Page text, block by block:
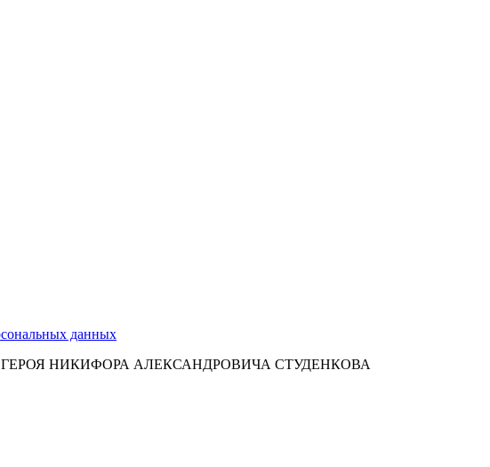
данных
НИКИФОРА АЛЕКСАНДРОВИЧА СТУДЕНКОВА